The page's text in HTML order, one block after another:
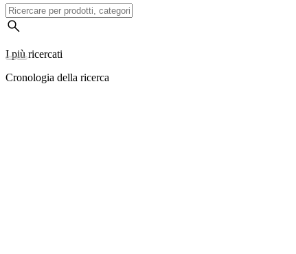
I più ricercati
Cronologia della ricerca